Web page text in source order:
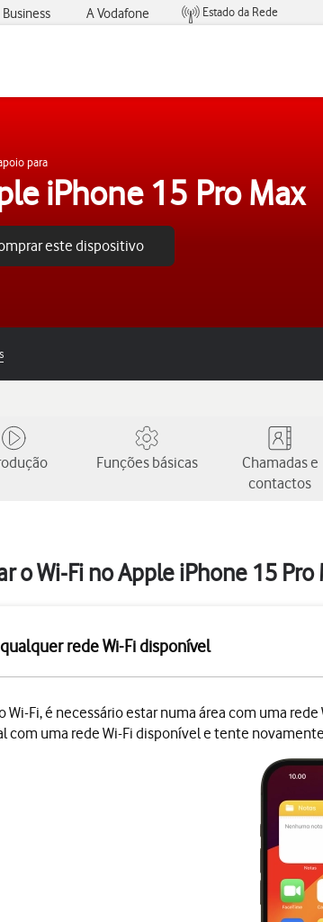
Business A Vodafone
Estado da Rede
para
iPhone 15 Pro Max
este dispositivo
Funções básicas
Chamadas e
contactos
o Wi-Fi no Apple iPhone 15 Pro
rede Wi-Fi disponível
Wi-Fi, é necessário estar numa área com uma
com uma rede Wi-Fi disponível e tente